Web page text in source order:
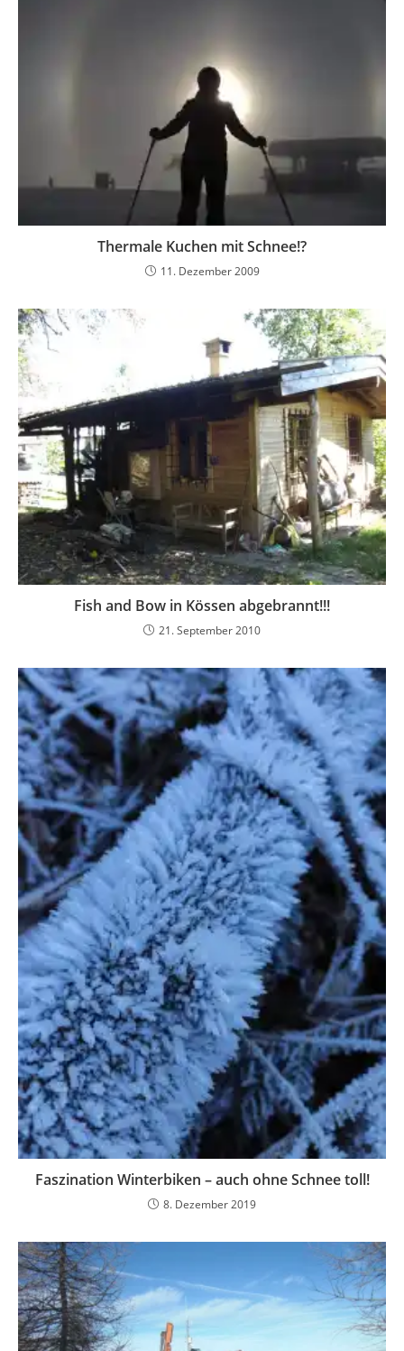
Thermale Kuchen mit Schnee!?
11. Dezember 2009
Fish and Bow in Kössen abgebrannt!!!
21. September 2010
Faszination Winterbiken – auch ohne Schnee toll!
8. Dezember 2019